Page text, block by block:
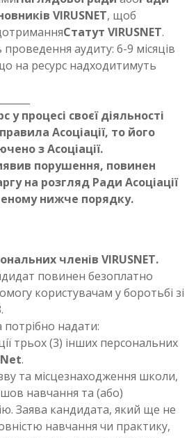
VIRUSNET, щоб
Статут VIRUSNET.
проведення аудиту: 6-9 місяців
на ресурс надходитимуть
у процесі своєї діяльності
Асоціації, то його
з Асоціації.
порушення, повинен
на розгляд Ради Асоціації
нижче порядку.
членів VIRUSNET.
повинен безоплатно
користувачам у боротьбі зі
потрібно надати:
трьох (3) інших персональних
.
та місцезнаходження школи,
навчання та (або)
Заява кандидата, який ще не
навчання чи практику,